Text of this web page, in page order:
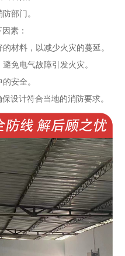
部门。
素：
材料，以减少火灾的蔓延。
免电气故障引发火灾。
安全。
设计符合当地的消防要求。